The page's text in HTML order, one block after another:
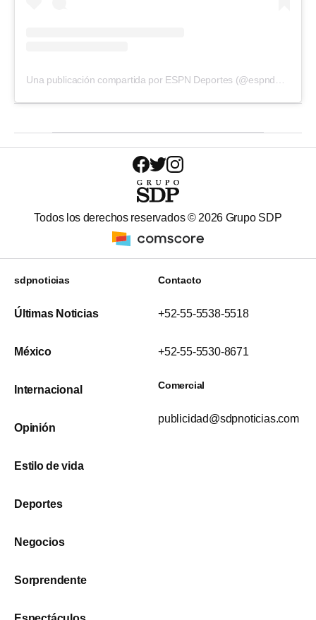
Todos los derechos reservados © 2026 Grupo SDP
sdpnoticias
Últimas Noticias
México
Internacional
Opinión
Estilo de vida
Deportes
Negocios
Sorprendente
Contacto
+52-55-5538-5518
+52-55-5530-8671
Comercial
publicidad@sdpnoticias.com